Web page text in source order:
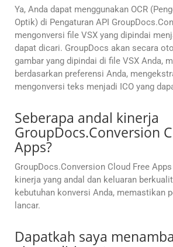
Ya, Anda dapat menggunakan OCR
Optik) di Pengaturan API
mengonversi file VSX yang dipindai
dapat dicari. GroupDocs akan secara
gambar yang dipindai di file VSX Anda,
berdasarkan preferensi Anda,
mengonversi teks menjadi ICO yang
Seberapa andal kinerja
GroupDocs.Conversion
Apps?
GroupDocs.Conversion Cloud Free
kinerja yang andal dan keluaran
kebutuhan konversi Anda, memastikan
lancar.
Dapatkah saya